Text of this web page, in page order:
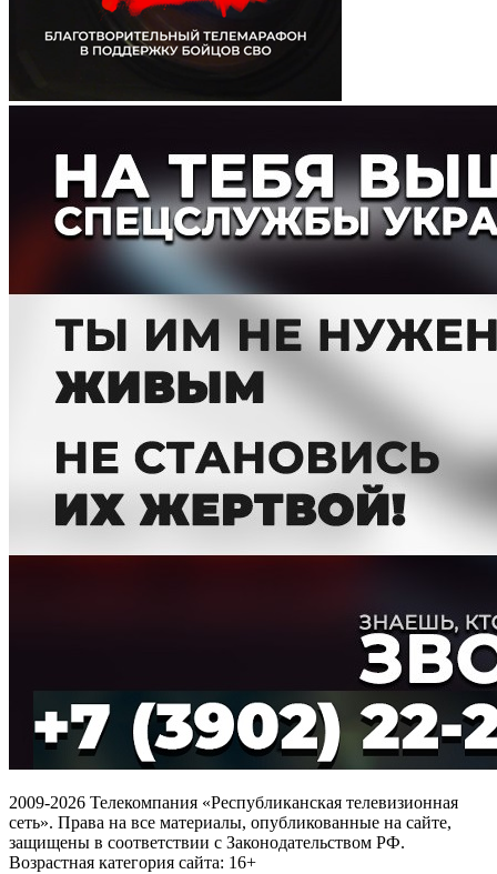
2009-2026 Телекомпания «Республиканская телевизионная
сеть». Права на все материалы, опубликованные на сайте,
защищены в соответствии с Законодательством РФ.
Возрастная категория сайта: 16+